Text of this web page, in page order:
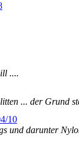
....
... der Grund
10
und darunter